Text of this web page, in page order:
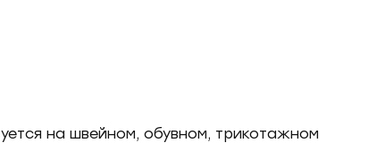
на швейном, обувном, трикотажном